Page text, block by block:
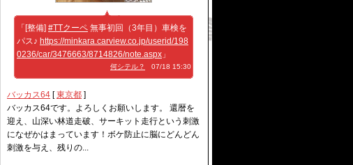
「[整備] #TTクーペ 無事初回（3年目）車検を
パス♪ https://minkara.carview.co.jp/userid/198
0236/car/3476663/8714826/note.aspx 」
何シテル？ 07/18 15:30
バッカス64 [東京都 ]
バッカス64です。よろしくお願いします。 還暦を
迎え、山深い林道走破、サーキット走行という刺激
になぜかはまっています！ボケ防止に脳にどんどん
刺激を与え、残りの...